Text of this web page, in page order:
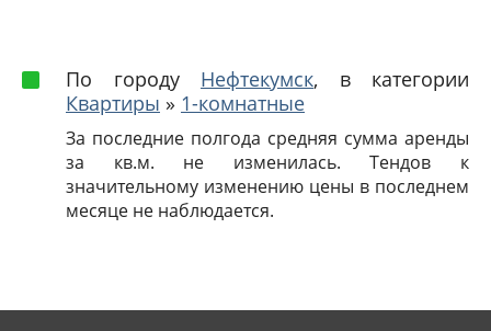
По городу Нефтекумск, в категории
Квартиры » 1-комнатные
За последние полгода средняя сумма аренды
за кв.м. не изменилась. Тендов к
значительному изменению цены в последнем
месяце не наблюдается.